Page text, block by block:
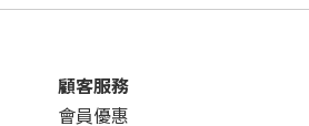
顧客服務
會員優惠